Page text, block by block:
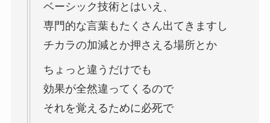
ベーシック技術とはいえ、
専門的な言葉もたくさん出てきますし
チカラの加減とか押さえる場所とか
ちょっと違うだけでも
効果が全然違ってくるので
それを覚えるために必死で